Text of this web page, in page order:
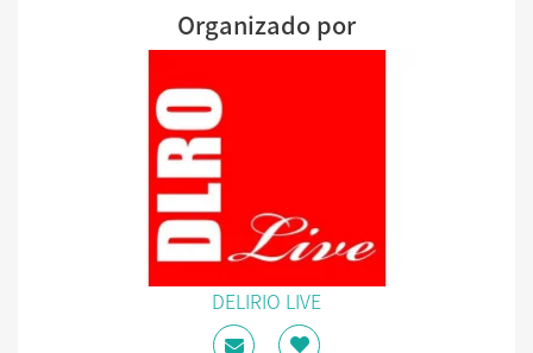
Organizado por
DELIRIO LIVE